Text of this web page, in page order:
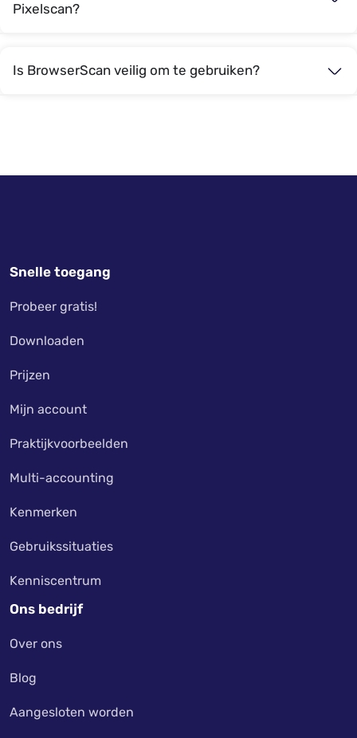
Pixelscan?
Is BrowserScan veilig om te gebruiken?
Snelle toegang
Probeer gratis!
Downloaden
Prijzen
Mijn account
Praktijkvoorbeelden
Multi-accounting
Kenmerken
Gebruikssituaties
Kenniscentrum
Ons bedrijf
Over ons
Blog
Aangesloten worden